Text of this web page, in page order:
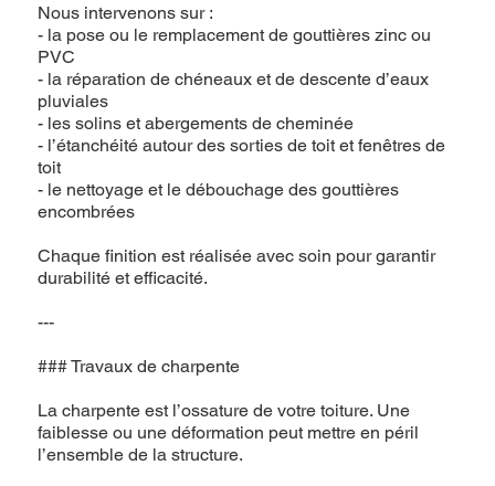
Nous intervenons sur :
- la pose ou le remplacement de gouttières zinc ou
PVC
- la réparation de chéneaux et de descente d’eaux
pluviales
- les solins et abergements de cheminée
- l’étanchéité autour des sorties de toit et fenêtres de
toit
- le nettoyage et le débouchage des gouttières
encombrées
Chaque finition est réalisée avec soin pour garantir
durabilité et efficacité.
---
### Travaux de charpente
La charpente est l’ossature de votre toiture. Une
faiblesse ou une déformation peut mettre en péril
l’ensemble de la structure.